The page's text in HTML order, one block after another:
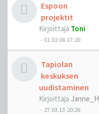
Espoon
projektit
Kirjoittaja Toni
- 01.02.06 17:20
Tapiolan
keskuksen
uudistaminen
Kirjoittaja Janne_H
- 27.03.13 20:26